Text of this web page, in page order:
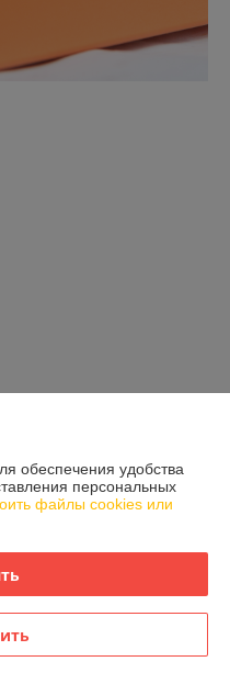
для удобства
обеспечения удобства
персональных
файлы cookies или